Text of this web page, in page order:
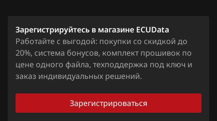
Mitsubishi
Nissan
Omoda
Зарегистрируйтесь в магазине ECUData
Работайте с выгодой: покупки со скидкой до
20%, система бонусов, комплект прошивок по
цене одного файла, техподдержка под ключ и
заказ индивидуальных решений.
Зарегистрироваться